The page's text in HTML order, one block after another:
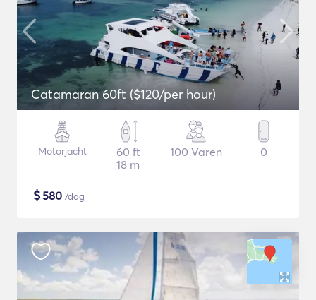
Catamaran 60ft ($120/per hour)
Motorjacht
60 ft
18 m
100 Varen 0
$580 /dag